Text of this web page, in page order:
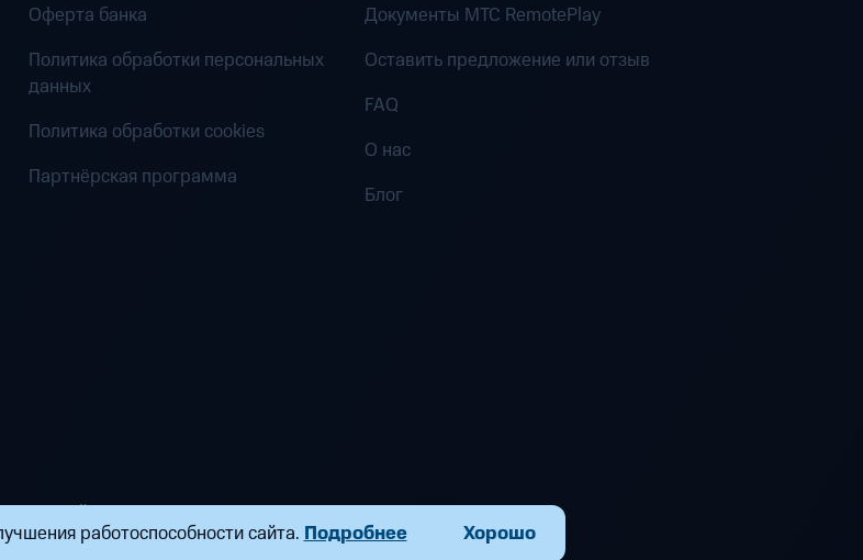
работоспособности сайта.Подробнее Хорошо
Оферта банка
Политика обработки персональных
данных
Политика обработки cookies
Партнёрская программа
Документы MTC RemotePlay
Оставить предложение или отзыв
FAQ
О нас
Блог
Все права защищены
к. 9 Почта:fogplay@mts.ru